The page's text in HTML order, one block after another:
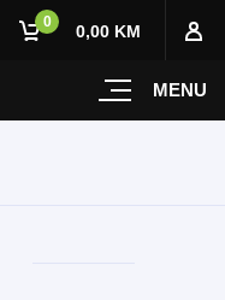
MENU
0 0,00 KM